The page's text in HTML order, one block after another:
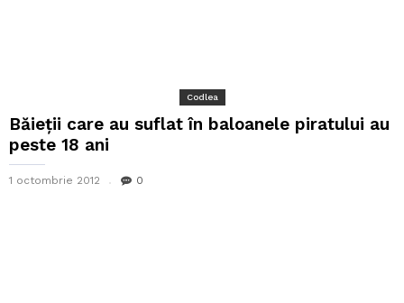
Codlea
Băieții care au suflat în baloanele piratului au
peste 18 ani
1 octombrie 2012 0